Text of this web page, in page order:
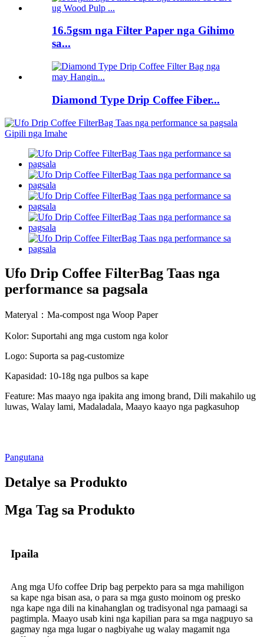
16.5gsm nga Filter Paper nga Gihimo
sa...
Diamond Type Drip Coffee Fiber...
Ufo Drip Coffee FilterBag Taas nga
performance sa pagsala
Materyal：Ma-compost nga Woop Paper
Kolor: Suportahi ang mga custom nga kolor
Logo: Suporta sa pag-customize
Kapasidad: 10-18g nga pulbos sa kape
Feature: Mas maayo nga ipakita ang imong brand, Dili makahilo ug
luwas, Walay lami, Madaladala, Maayo kaayo nga pagkasuhop
Pangutana
Detalye sa Produkto
Mga Tag sa Produkto
Ipaila
Ang mga Ufo coffee Drip bag perpekto para sa mga mahiligon
sa kape nga bisan asa, o para sa mga gusto moinom og presko
nga kape nga dili na kinahanglan og tradisyonal nga pamaagi sa
pagtimpla. Maayo usab kini nga kapilian para sa mga nagpuyo sa
gagmay nga mga lugar o nagbiyahe ug walay magamit nga